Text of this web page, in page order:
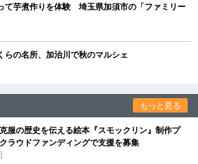
て芋煮作りを体験 埼玉県加須市の「ファミリー
らの名所、加治川で秋のマルシェ
もっと見る
服の歴史を伝える絵本『スモックリン』制作プ
ラウドファンディングで支援を募集